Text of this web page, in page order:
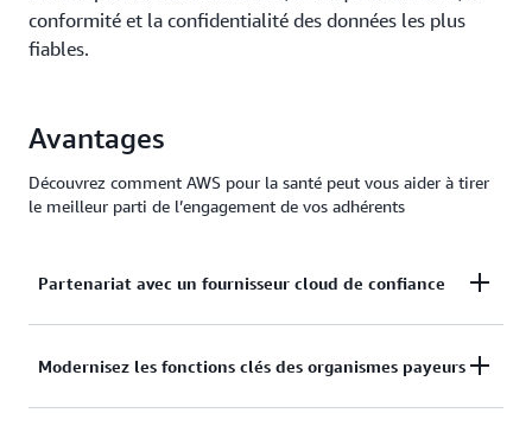
conformité et la confidentialité des données les plus
fiables.
Avantages
Découvrez comment AWS pour la santé peut vous aider à tirer
le meilleur parti de l’engagement de vos adhérents
Partenariat avec un fournisseur cloud de confiance
organismes payeurs de soins de santé font
confiance. Sur la plateforme cloud la plus sûre et la
Modernisez les fonctions clés des organismes payeurs